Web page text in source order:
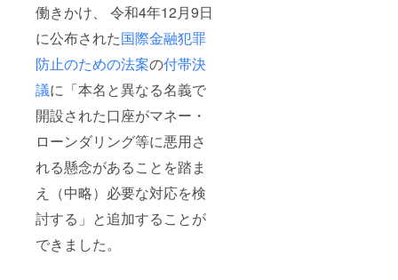
働きかけ、 令和4年12月9日
に公布された国際金融犯罪
防止のための法案の付帯決
議に「本名と異なる名義で
開設された口座がマネー・
ローンダリング等に悪用さ
れる懸念があることを踏ま
え（中略）必要な対応を検
討する」と追加することが
できました。